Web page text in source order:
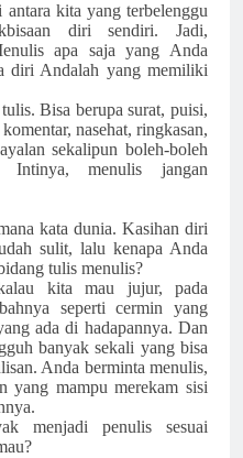
kita yang terbelenggu
diri sendiri. Jadi,
apa saja yang Anda
diri Andalah yang memiliki
Bisa berupa surat, puisi,
nasehat, ringkasan,
sekalipun boleh-boleh
Intinya, menulis jangan
kata dunia. Kasihan diri
sulit, lalu kenapa Anda
tulis menulis?
kita mau jujur, pada
seperti cermin yang
ada di hadapannya. Dan
banyak sekali yang bisa
Anda berminta menulis,
yang mampu merekam sisi
menjadi penulis sesuai